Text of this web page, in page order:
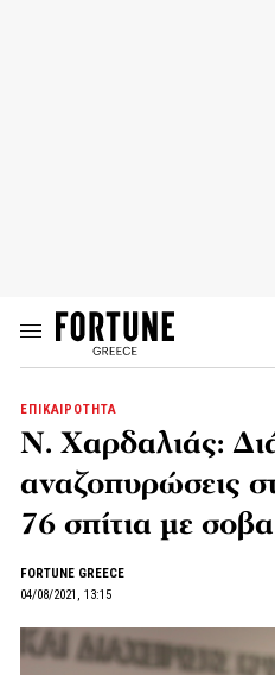
ΕΠΙΚΑΙΡΟΤΗΤΑ
Ν. Χαρδαλιάς:
αναζοπυρώσεις
76 σπίτια με
FORTUNE GREECE
04/08/2021, 13:15